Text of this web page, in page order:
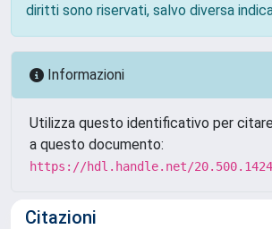
diritti sono riservati, salvo diversa
Informazioni
Utilizza questo identificativo per
a questo documento:
https://hdl.handle.net/
Citazioni